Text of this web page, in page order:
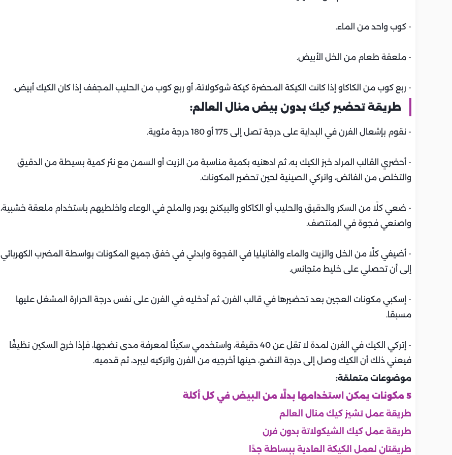
- كوب واحد من الماء.
- ملعقة طعام من الخل الأبيض.
- ربع كوب من الكاكاو إذا كانت الكيكة المحضرة كيكة شوكولاتة، أو ربع كوب من الحليب المجفف إذا كان الكيك أبيض.
طريقة تحضير كيك بدون بيض منال العالم:
- نقوم بإشعال الفرن في البداية على درجة تصل إلى 175 أو 180 درجة مئوية.
- أحضري القالب المراد خبز الكيك به، ثم ادهنيه بكمية مناسبة من الزيت أو السمن مع نثر كمية بسيطة من الدقيق
والتخلص من الفائض، واتركي الصينية لحين تحضير المكونات.
- ضعي كلًا من السكر والدقيق والحليب أو الكاكاو والبيكنج بودر والملح في الوعاء واخلطيهم باستخدام ملعقة خشبية،
واصنعي فجوة في المنتصف.
- أضيفي كلًا من الخل والزيت والماء والفانيليا في الفجوة وابدئي في خفق جميع المكونات بواسطة المضرب الكهربائي
إلى أن تحصلي على خليط متجانس.
- إسكبي مكونات العجين بعد تحضيرها في قالب الفرن، ثم أدخليه في الفرن على نفس درجة الحرارة المشغل عليها
مسبقًا.
- إتركي الكيك في الفرن لمدة لا تقل عن 40 دقيقة، واستخدمي سكينًا لمعرفة مدى نضجها، فإذا خرج السكين نظيفًا
فيعني ذلك أن الكيك وصل إلى درجة النضج، حينها أخرجيه من الفرن واتركيه ليبرد، ثم قدميه.
موضوعات متعلقة:
5 مكونات يمكن استخدامها بدلًا من البيض في كل أكلة
طريقة عمل تشيز كيك منال العالم
طريقة عمل كيك الشيكولاتة بدون فرن
طريقتان لعمل الكيكة العادية ببساطة جدًا